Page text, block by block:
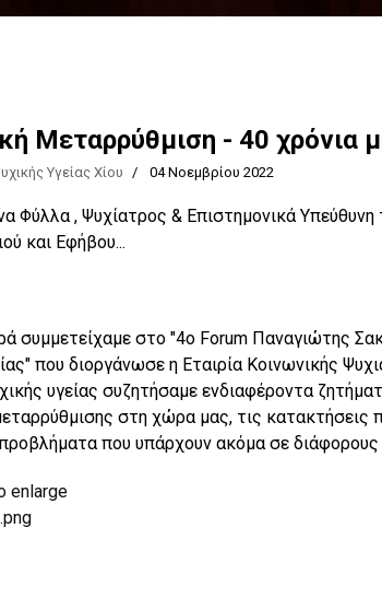
Μεταρρύθμιση - 40 χρόνια
Υγείας Χίου 04 Νοεμβρίου 2022
Φύλλα , Ψυχίατρος & Επιστημονικά
και Εφήβου...
συμμετείχαμε στο "4o Forum Παναγιώτης
που διοργάνωσε η Εταιρία Κοινωνικής
υγείας συζητήσαμε ενδιαφέροντα
στη χώρα μας, τις κατακτήσεις
που υπάρχουν ακόμα σε διάφορους